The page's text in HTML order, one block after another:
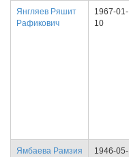
Янгляев Ряшит
Рафикович
1967-01-
10
Ямбаева Рамзия
1946-05-